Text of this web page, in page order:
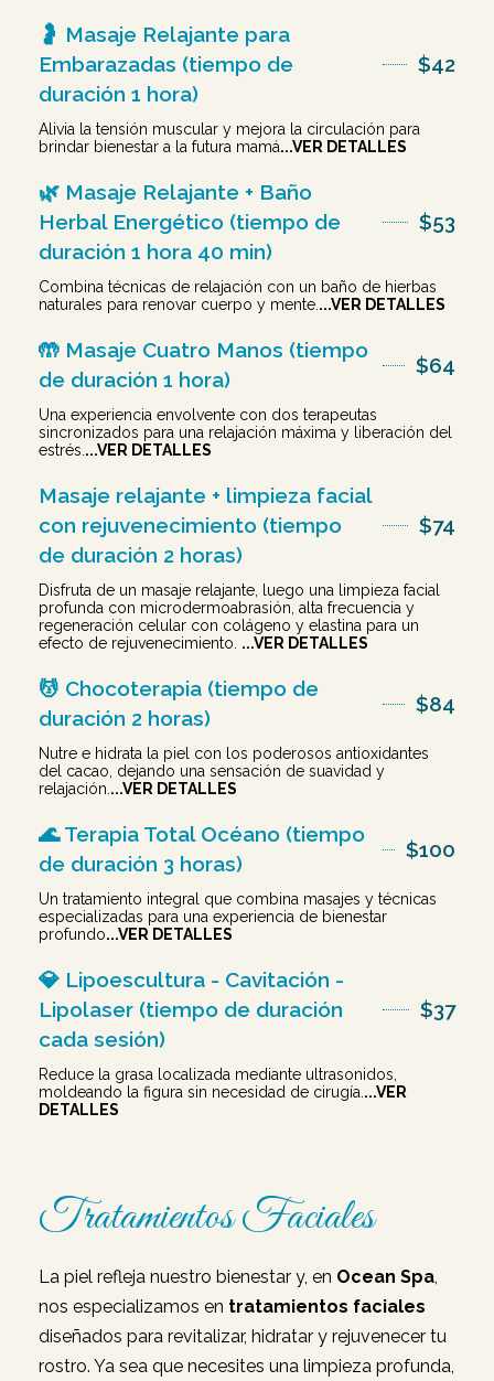
🤰 Masaje Relajante para
Embarazadas (tiempo de
duración 1 hora)
$42
Alivia la tensión muscular y mejora la circulación para
brindar bienestar a la futura mamá...VER DETALLES
🌿 Masaje Relajante + Baño
Herbal Energético (tiempo de
duración 1 hora 40 min)
$53
Combina técnicas de relajación con un baño de hierbas
naturales para renovar cuerpo y mente....VER DETALLES
🤲 Masaje Cuatro Manos (tiempo
de duración 1 hora)
$64
Una experiencia envolvente con dos terapeutas
sincronizados para una relajación máxima y liberación del
estrés....VER DETALLES
Masaje relajante + limpieza facial
con rejuvenecimiento (tiempo
de duración 2 horas)
$74
Disfruta de un masaje relajante, luego una limpieza facial
profunda con microdermoabrasión, alta frecuencia y
regeneración celular con colágeno y elastina para un
efecto de rejuvenecimiento. ...VER DETALLES
💆 Chocoterapia (tiempo de
duración 2 horas)
$84
Nutre e hidrata la piel con los poderosos antioxidantes
del cacao, dejando una sensación de suavidad y
relajación....VER DETALLES
🌊 Terapia Total Océano (tiempo
de duración 3 horas)
$100
Un tratamiento integral que combina masajes y técnicas
especializadas para una experiencia de bienestar
profundo...VER DETALLES
💎 Lipoescultura - Cavitación -
Lipolaser (tiempo de duración
cada sesión)
$37
Reduce la grasa localizada mediante ultrasonidos,
moldeando la figura sin necesidad de cirugía....VER
DETALLES
Tratamientos Faciales
La piel refleja nuestro bienestar y, en Ocean Spa,
nos especializamos en tratamientos faciales
diseñados para revitalizar, hidratar y rejuvenecer tu
rostro. Ya sea que necesites una limpieza profunda,